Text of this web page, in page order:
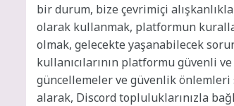
bir durum, bize çevrimiçi
olarak kullanmak, platformun
olmak, gelecekte yaşanabilecek
kullanıcılarının platformu güvenli
güncellemeler ve güvenlik
alarak, Discord topluluklarınızla